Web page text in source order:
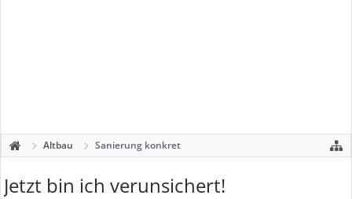
Altbau Sanierung konkret
Jetzt bin ich verunsichert!